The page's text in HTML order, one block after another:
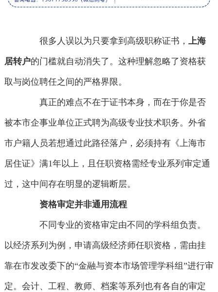
很多人误以为只要拿到高级职称证书，上海
居转户的门槛就自动消失了。这种理解忽略了资格获
取与岗位聘任之间的严格界限。
真正的难点不在于证书本身，而在于你是否
被本市企事业单位正式聘为高级专业技术职务。外省
市户籍人员若想通过此路径落户，必须持有《上海市
居住证》满1年以上，且任职资格需经专业系列审定通
过，这中间存在明显的逻辑断层。
资格审定并非通用流程
不同专业的资格审定由不同的学科组负责。
以经济系列为例，申请高级经济师任职资格，需由挂
靠在市发改委下的“金融与资本市场管理学科组”进行审
定。会计、工程、教师、档案等系列也有各自的审定